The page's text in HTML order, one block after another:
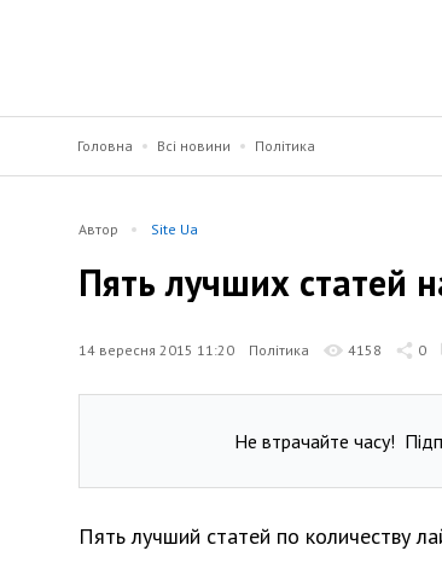
Головна Всі новини Політика
Автор Site Ua
Пять лучших статей
14 вересня 2015 11:20 Політика 4158 0
Не втрачайте часу!
Пять лучший статей по количеству